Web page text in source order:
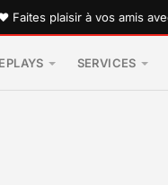
plaisir à vos amis avec
SERVICES